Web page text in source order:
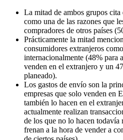
La mitad de ambos grupos
como una de las razones que
compradores de otros países
Prácticamente la mitad
consumidores extranjeros
internacionalmente (48% para
venden en el extranjero y un
planeado).
Los gastos de envío son la
empresas que solo venden en
también lo hacen en el
actualmente realizan
de los que no lo hacen todavía
frenan a la hora de vender a